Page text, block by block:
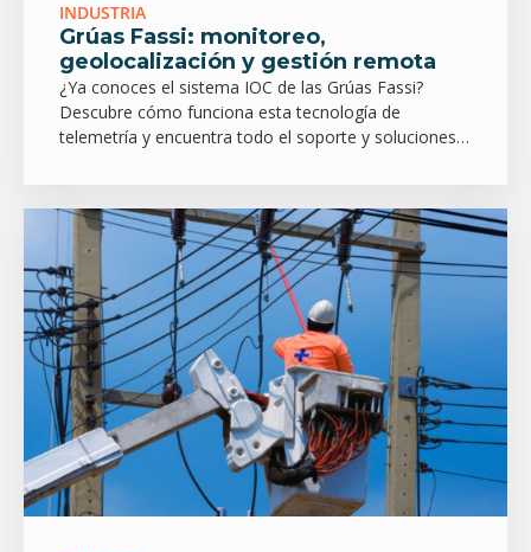
INDUSTRIA
Grúas Fassi: monitoreo,
geolocalización y gestión remota
¿Ya conoces el sistema IOC de las Grúas Fassi?
Descubre cómo funciona esta tecnología de
telemetría y encuentra todo el soporte y soluciones